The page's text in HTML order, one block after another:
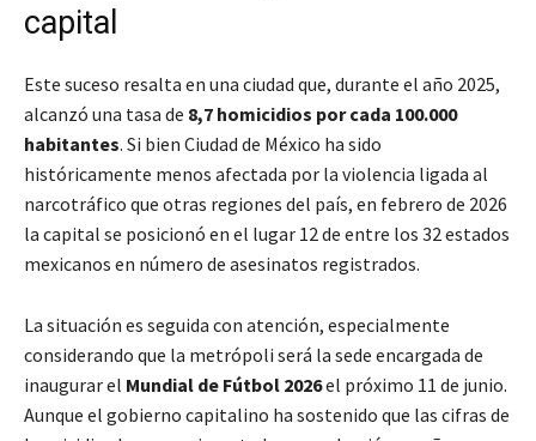
capital
Este suceso resalta en una ciudad que, durante el año 2025,
alcanzó una tasa de 8,7 homicidios por cada 100.000
habitantes. Si bien Ciudad de México ha sido
históricamente menos afectada por la violencia ligada al
narcotráfico que otras regiones del país, en febrero de 2026
la capital se posicionó en el lugar 12 de entre los 32 estados
mexicanos en número de asesinatos registrados.
La situación es seguida con atención, especialmente
considerando que la metrópoli será la sede encargada de
inaugurar el Mundial de Fútbol 2026el próximo 11 de junio.
Aunque el gobierno capitalino ha sostenido que las cifras de